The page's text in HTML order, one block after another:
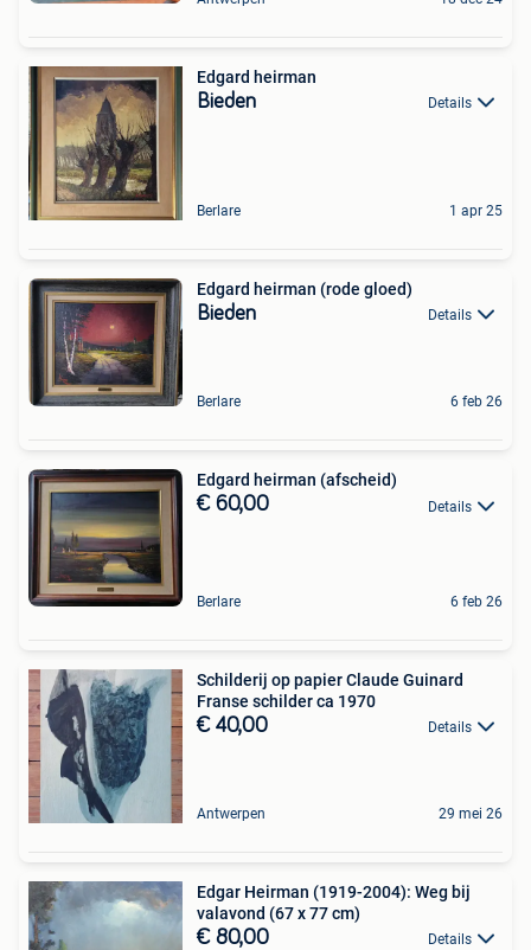
Edgard heirman
Bieden Details
Berlare 1 apr 25
Edgard heirman (rode gloed)
Bieden Details
Berlare 6 feb 26
Edgard heirman (afscheid)
€ 60,00 Details
Berlare 6 feb 26
Schilderij op papier Claude Guinard
Franse schilder ca 1970
€ 40,00 Details
Antwerpen 29 mei 26
Edgar Heirman (1919-2004): Weg bij
valavond (67 x 77 cm)
€ 80,00 Details